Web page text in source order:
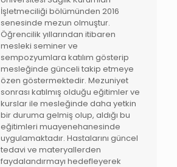
İşletmeciliği bölümünden 2016
senesinde mezun olmuştur.
Öğrencilik yıllarından itibaren
mesleki seminer ve
sempozyumlara katılım gösterip
mesleğinde günceli takip etmeye
özen göstermektedir. Mezuniyet
sonrası katılmış olduğu eğitimler ve
kurslar ile mesleğinde daha yetkin
bir duruma gelmiş olup, aldığı bu
eğitimleri muayenehanesinde
uygulamaktadır. Hastalarını güncel
tedavi ve materyallerden
faydalandırmayı hedefleyerek